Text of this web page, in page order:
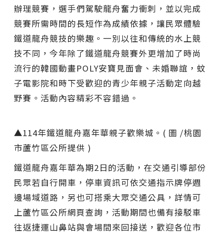
辦理競賽，選手們駕駛龍舟奮力衝刺，並以完成
競賽所需時間的長短作為成績依據，讓民眾體驗
鐵道龍舟競技的樂趣。一別以往和傳統的水上競
技不同，今年除了鐵道龍舟競賽外更增加了時尚
流行的韓國動畫POLY安寶見面會、未婚聯誼，蚊
子電影院和時下受歡迎的青少年親子活動定向越
野賽。活動內容精彩不容錯過。
▲114年鐵道龍舟嘉年華親子歡樂城。( 圖 /桃園
市蘆竹區公所提供 )
鐵道龍舟嘉年華為期2日的活動，在交通引導部份
民眾若自行開車，停車資訊可依交通指示牌停週
邊場域道路，另也可搭乘大眾交通公具，詳情可
上蘆竹區公所網頁查詢，活動期間也備有接駁車
往返捷運山鼻站與會場間來回接送，歡迎各位市